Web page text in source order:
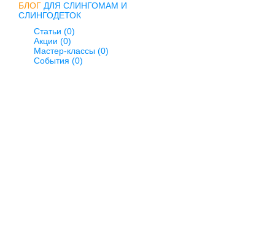
БЛОГ ДЛЯ СЛИНГОМАМ И
СЛИНГОДЕТОК
Статьи (0)
Акции (0)
Мастер-классы (0)
События (0)